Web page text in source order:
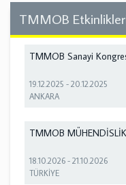
TMMOB
TMMOB Sanayi
19.12.2025 -20.12.2025
ANKARA
TMMOB
18.10.2026 -21.10.2026
TÜRKİYE